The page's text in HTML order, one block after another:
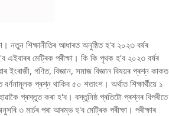
নতুন শিক্ষানীতিৰ আধাৰত অনুষ্ঠিত হ'ব ২০২৩ বৰ্ষৰ
এইবাৰৰ মেট্ৰিক পৰীক্ষা। কি কি পৃথক হ’ব ২০২৩ বৰ্ষৰ
গণিত, বিজ্ঞান, সমাজ বিজ্ঞান বিষয়ৰ প্ৰশ্ন কাকত
প্ৰশ্ন থাকিব ৫০ শতাংশ। অৰ্থাত শিক্ষাৰ্থীয়ে ১
প্ৰস্তুত কৰা হ'ব। বস্তুনিষ্ঠ প্ৰতিটো প্ৰশ্নৰ বিপৰীতে
৩ মাৰ্চৰ পৰা আৰম্ভ হ'ব মেট্ৰিক পৰীক্ষা। পৰীক্ষাৰ